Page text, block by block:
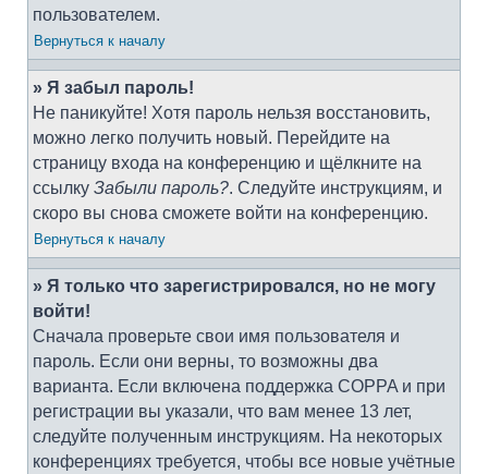
пользователем.
Вернуться к началу
» Я забыл пароль!
Не паникуйте! Хотя пароль нельзя восстановить,
можно легко получить новый. Перейдите на
страницу входа на конференцию и щёлкните на
ссылку Забыли пароль?. Следуйте инструкциям, и
скоро вы снова сможете войти на конференцию.
Вернуться к началу
» Я только что зарегистрировался, но не могу
войти!
Сначала проверьте свои имя пользователя и
пароль. Если они верны, то возможны два
варианта. Если включена поддержка COPPA и при
регистрации вы указали, что вам менее 13 лет,
следуйте полученным инструкциям. На некоторых
конференциях требуется, чтобы все новые учётные